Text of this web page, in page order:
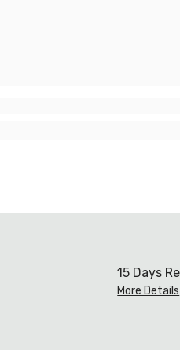
15 Days
More Details